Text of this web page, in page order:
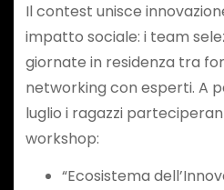
Il contest unisce
impatto sociale: i team
giornate in residenza tra
networking con esperti. A
luglio i ragazzi
workshop:
“Ecosistema